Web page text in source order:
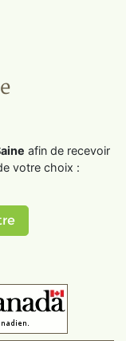
afin de recevoir
votre choix :